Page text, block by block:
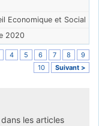
Economique et Social
2020
4 5 6 7 8
9
10
Suivant >
les articles